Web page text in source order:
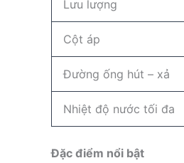
Lưu lượng
Cột áp
Đường ống hút – xả
Nhiệt độ nước tối đa
Đặc điểm nổi bật